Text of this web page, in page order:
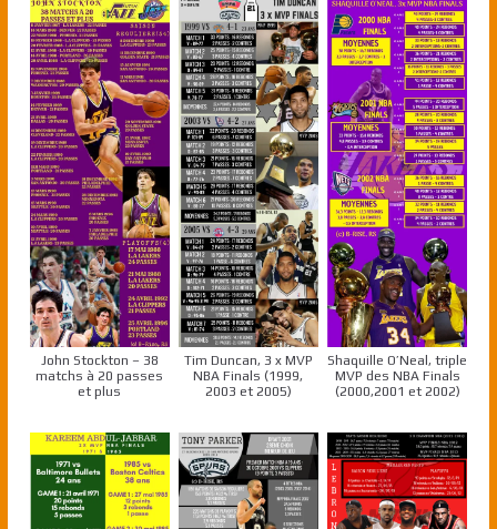
John Stockton – 38
matchs à 20 passes
et plus
Tim Duncan, 3 x MVP
NBA Finals (1999,
2003 et 2005)
Shaquille O’Neal, triple
MVP des NBA Finals
(2000,2001 et 2002)